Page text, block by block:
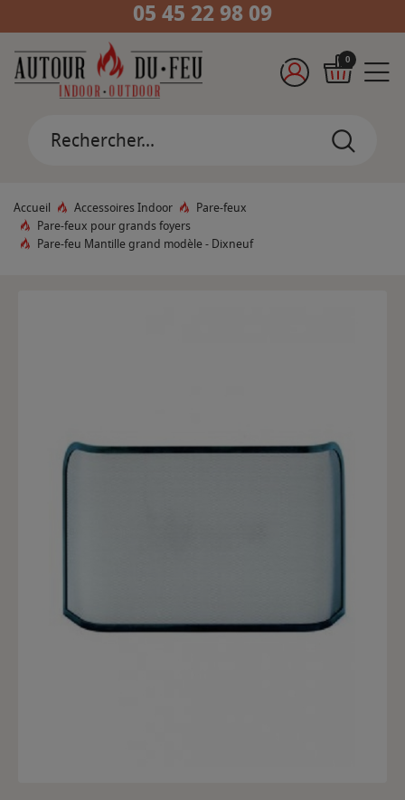
05 45 22 98 09
0
Accueil Accessoires Indoor
Pare-feux
Pare-feux pour grands foyers
Pare-feu Mantille grand modèle - Dixneuf